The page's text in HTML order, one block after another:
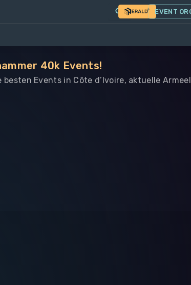
EVENT
40k Events!
Events in Côte d’Ivoire, aktuelle